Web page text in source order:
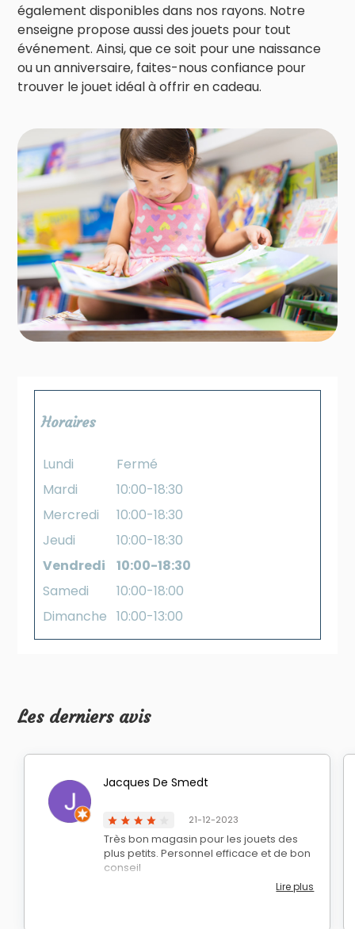
également disponibles dans nos rayons. Notre
enseigne propose aussi des jouets pour tout
événement. Ainsi, que ce soit pour une naissance
ou un anniversaire, faites-nous confiance pour
trouver le jouet idéal à offrir en cadeau.
Horaires
Lundi
Fermé
Mardi
10:00-18:30
Mercredi
10:00-18:30
Jeudi
10:00-18:30
Vendredi
10:00-18:30
Samedi
10:00-18:00
Dimanche 10:00-13:00
Les derniers avis
Jacques De Smedt
21-12-2023
Très bon magasin pour les jouets des
plus petits. Personnel efficace et de bon
conseil
Lire plus